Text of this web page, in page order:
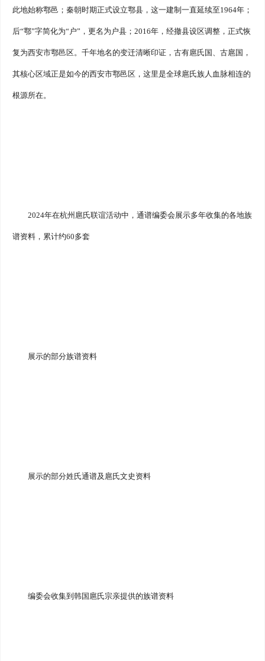
此地始称鄠邑；秦朝时期正式设立鄠县，这一建制一直延续至1964年；
后“鄠”字简化为“户”，更名为户县；2016年，经撤县设区调整，正式恢
复为西安市鄠邑区。千年地名的变迁清晰印证，古有扈氏国、古扈国，
其核心区域正是如今的西安市鄠邑区，这里是全球扈氏族人血脉相连的
根源所在。
2024年在杭州扈氏联谊活动中，通谱编委会展示多年收集的各地族
谱资料，累计约60多套
展示的部分族谱资料
展示的部分姓氏通谱及扈氏文史资料
编委会收集到韩国扈氏宗亲提供的族谱资料